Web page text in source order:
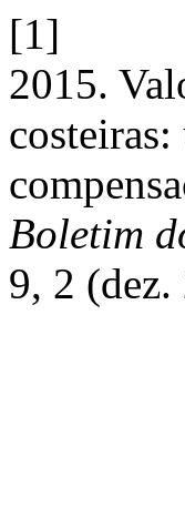
[1]
2015.
Boletim
9, 2